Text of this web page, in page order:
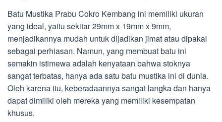
Batu Mustika Prabu Cokro Kembang ini memiliki ukuran
yang ideal, yaitu sekitar 29mm x 19mm x 9mm,
menjadikannya mudah untuk dijadikan jimat atau dipakai
sebagai perhiasan. Namun, yang membuat batu ini
semakin istimewa adalah kenyataan bahwa stoknya
sangat terbatas, hanya ada satu batu mustika ini di dunia.
Oleh karena itu, keberadaannya sangat langka dan hanya
dapat dimiliki oleh mereka yang memiliki kesempatan
khusus.